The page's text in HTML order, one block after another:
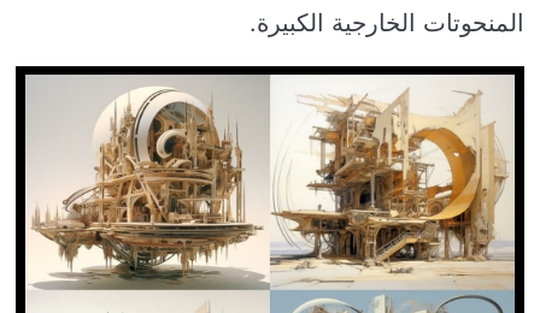
المنحوتات الخارجية الكبيرة.